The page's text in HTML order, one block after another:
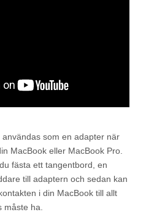
användas som en adapter när
MacBook eller MacBook Pro.
fästa ett tangentbord, en
till adaptern och sedan kan
i din MacBook till allt
ha.